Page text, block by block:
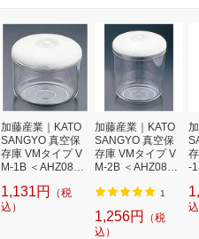
加藤産業｜KATO
SANGYO 真空保
存庫 VMタイプ V
M-1B ＜AHZ081
1,131円
（税
込）
加藤産業｜KATO
SANGYO 真空保
存庫 VMタイプ V
M-2B ＜AHZ082
1
1,256円
（税
込）
-